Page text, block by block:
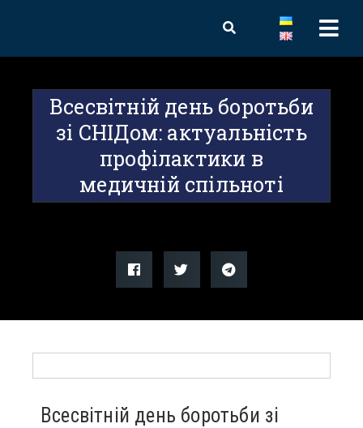
Всесвітній день боротьби
зі СНІДом: актуальність
профілактики в
медичній спільноті
Всесвітній день боротьби зі